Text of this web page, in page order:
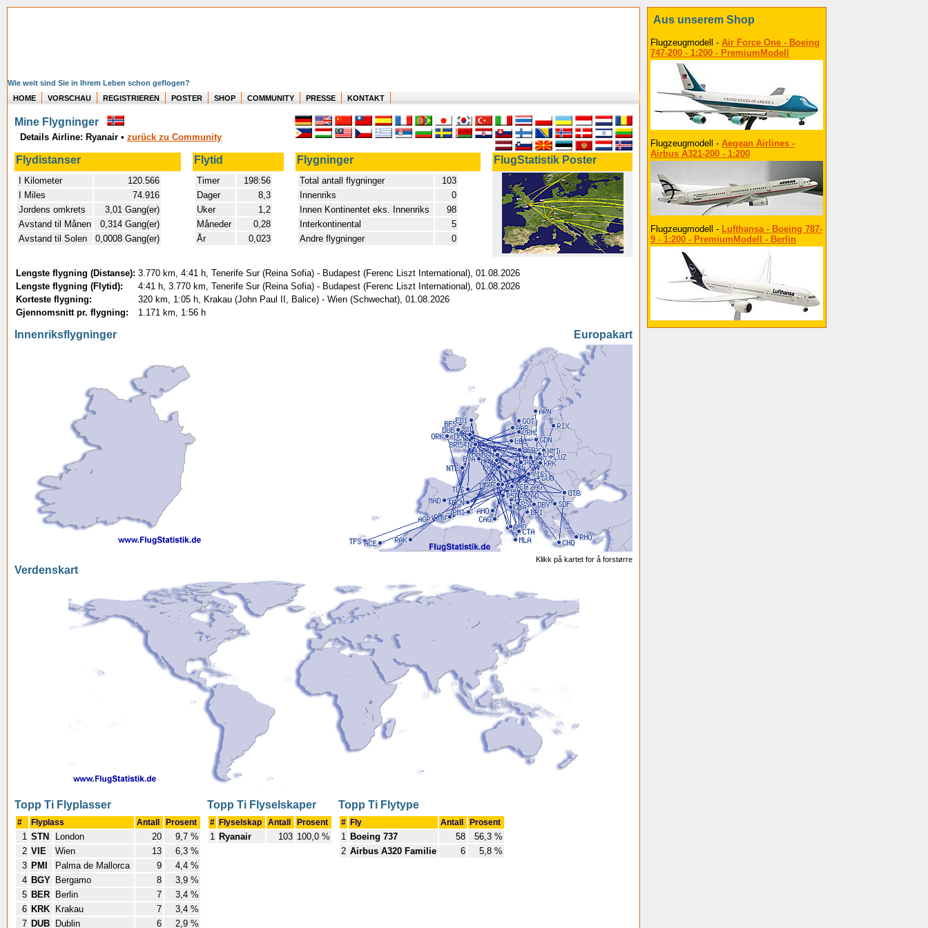
Wie weit sind Sie in Ihrem Leben schon geflogen?
HOME
VORSCHAU REGISTRIEREN POSTER SHOP COMMUNITY PRESSE KONTAKT
Mine Flygninger
Details Airline: Ryanair • zurück zu Community
Flydistanser Flytid Flygninger FlugStatistik Poster
I Kilometer
120.566
I Miles
74.916
Jordens omkrets
3,01 Gang(er)
Avstand til Månen
0,314 Gang(er)
Avstand til Solen
0,0008 Gang(er)
Timer
198:56
Dager
8,3
Uker
1,2
Måneder
0,28
År
0,023
Total antall flygninger
103
Innenriks
0
Innen Kontinentet eks. Innenriks
98
Interkontinental
5
Andre flygninger
0
Lengste flygning (Distanse): 3.770 km, 4:41 h, Tenerife Sur (Reina Sofia) - Budapest (Ferenc Liszt International), 01.08.2026
Lengste flygning (Flytid):
4:41 h, 3.770 km, Tenerife Sur (Reina Sofia) - Budapest (Ferenc Liszt International), 01.08.2026
Korteste flygning:
320 km, 1:05 h, Krakau (John Paul II, Balice) - Wien (Schwechat), 01.08.2026
Gjennomsnitt pr. flygning:
1.171 km, 1:56 h
Innenriksflygninger Europakart
Klikk på kartet for å forstørre
Verdenskart
Topp Ti Flyplasser
# Flyplass Antall Prosent
1 STN London 20
9,7 %
2 VIE Wien 13
6,3 %
3 PMI Palma de Mallorca 9
4,4 %
4 BGY Bergamo 8
3,9 %
5 BER Berlin 7
3,4 %
6 KRK Krakau 7
3,4 %
7 DUB Dublin 6 2,9 %
Topp Ti Flyselskaper
# Flyselskap Antall Prosent
1 Ryanair 103 100,0 %
Topp Ti Flytype
# Fly Antall Prosent
1 Boeing 737 58
56,3 %
2 Airbus A320 Familie 6 5,8 %
Aus unserem Shop
Flugzeugmodell - Air Force One - Boeing
747-200 - 1:200 - PremiumModell
Flugzeugmodell - Aegean Airlines -
Airbus A321-200 - 1:200
Flugzeugmodell - Lufthansa - Boeing 787-
9 - 1:200 - PremiumModell - Berlin